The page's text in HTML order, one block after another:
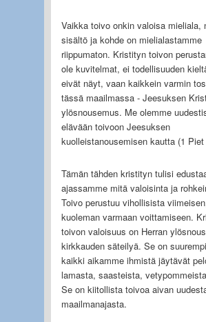
Vaikka toivo onkin valoisa mieliala,
sisältö ja kohde on mielialastamme
riippumaton. Kristityn toivon
ole kuvitelmat, ei todellisuuden
eivät näyt, vaan kaikkein varmin
tässä maailmassa - Jeesuksen
ylösnousemus. Me olemme
elävään toivoon Jeesuksen
kuolleistanousemisen kautta (1 Piet
Tämän tähden kristityn tulisi
ajassamme mitä valoisinta ja
Toivo perustuu vihollisista
kuoleman varmaan voittamiseen.
toivon valoisuus on Herran
kirkkauden säteilyä. Se on
kaikki aikamme ihmistä jäytävät
lamasta, saasteista,
Se on kiitollista toivoa aivan
maailmanajasta.